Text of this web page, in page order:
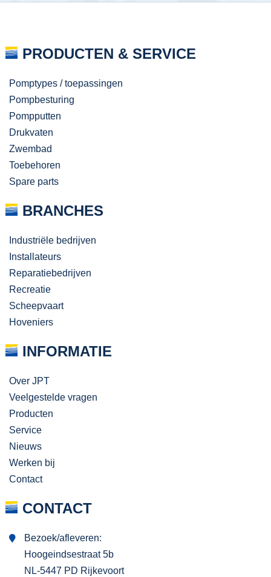
PRODUCTEN & SERVICE
Pomptypes / toepassingen
Pompbesturing
Pompputten
Drukvaten
Zwembad
Toebehoren
Spare parts
BRANCHES
Industriële bedrijven
Installateurs
Reparatiebedrijven
Recreatie
Scheepvaart
Hoveniers
INFORMATIE
Over JPT
Veelgestelde vragen
Producten
Service
Nieuws
Werken bij
Contact
CONTACT
Bezoek/afleveren:
Hoogeindsestraat 5b
NL-5447 PD Rijkevoort